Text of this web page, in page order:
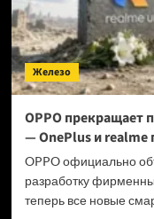
Железо
OPPO прекращает
— OnePlus и realme
OPPO официально
разработку
теперь все новые